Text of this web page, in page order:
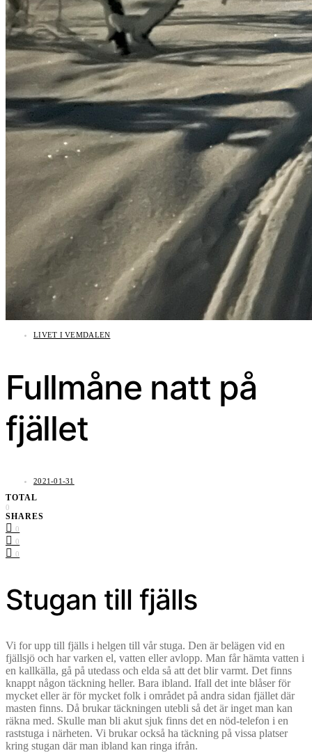
LIVET I VEMDALEN
Fullmåne natt på
fjället
2021-01-31
TOTAL
0
SHARES
0
0
0
Stugan till fjälls
Vi for upp till fjälls i helgen till vår stuga. Den är belägen vid en
fjällsjö och har varken el, vatten eller avlopp. Man får hämta vatten i
en kallkälla, gå på utedass och elda så att det blir varmt. Det finns
knappt någon täckning heller. Bara ibland. Ifall det inte blåser för
mycket eller är för mycket folk i området på andra sidan fjället där
masten finns. Då brukar täckningen utebli så det är inget man kan
räkna med. Skulle man bli akut sjuk finns det en nöd-telefon i en
raststuga i närheten. Vi brukar också ha täckning på vissa platser
kring stugan där man ibland kan ringa ifrån.